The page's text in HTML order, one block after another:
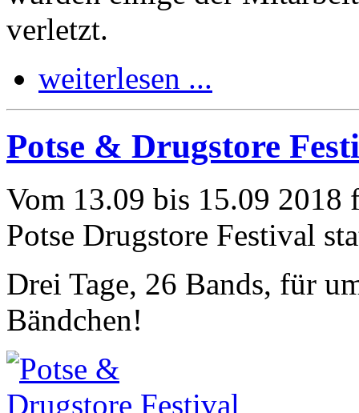
verletzt.
weiterlesen ...
Potse & Drugstore
Vom 13.09 bis 15.09 2018
Potse Drugstore Festival
Drei Tage, 26 Bands, für
Bändchen!